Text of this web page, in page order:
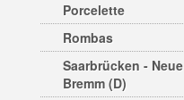
Porcelette
Rombas
Saarbrücken - Neue
Bremm (D)